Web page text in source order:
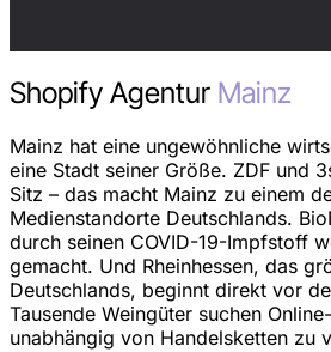
Shopify Agentur Mainz
Mainz hat eine ungewöhnliche
eine Stadt seiner Größe. ZDF und
Sitz – das macht Mainz zu einem
Medienstandorte Deutschlands.
durch seinen COVID-19-Impfstoff
gemacht. Und Rheinhessen, das
Deutschlands, beginnt direkt vor
Tausende Weingüter suchen
unabhängig von Handelsketten zu